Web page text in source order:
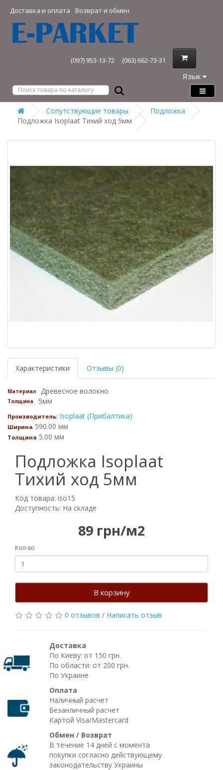
Доставка и оплата Возврат и обмен
(097) 953-13-72 (063) 662-73-31
Язык
Сопутствующие товары
Подложка
Подложка Isoplaat Тихий ход 5мм
Характеристики Отзывы (0)
Материал Древесное волокно
Толщина 5мм
Производитель: Isoplaat (Прибалтика)
Ширина 590.00 мм
Толщина 5.00 мм
Подложка Isoplaat
Тихий ход 5мм
Код товара: iso15
Доступность: На складе
89 грн/м2
Кол-во
В корзину
0 отзывов / Написать отзыв
Доставка
По Киеву: от 150 грн.
По области: от 200 грн.
По Украине
Оплата
Наличный расчет
Безанличный расчет
Картой Visa/Mastercard
Обмен / Возврат
В течение 14 дней с момента
покупки согласно действующему
законодательству Украины